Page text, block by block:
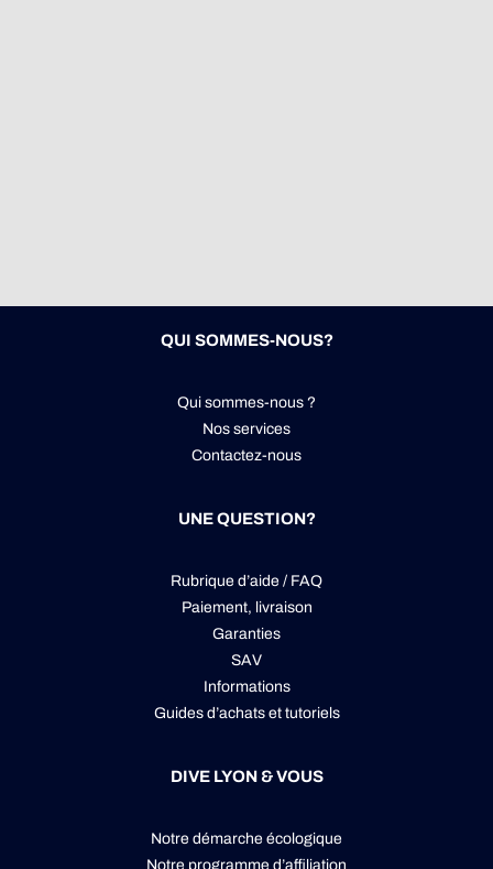
QUI SOMMES-NOUS?
Qui sommes-nous ?
Nos services
Contactez-nous
UNE QUESTION?
Rubrique d’aide / FAQ
Paiement, livraison
Garanties
SAV
Informations
Guides d’achats et tutoriels
DIVE LYON & VOUS
Notre démarche écologique
Notre programme d’affiliation